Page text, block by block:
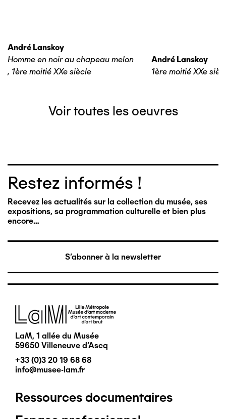
André Lanskoy
Homme en noir au chapeau melon
, 1ère moitié XXe siècle
André Lanskoy
1ère moitié XXe
Voir toutes les oeuvres
Restez informés !
Recevez les actualités sur la collection du musée, ses
expositions, sa programmation culturelle et bien plus
encore…
S'abonner à la newsletter
Image
LaM, 1 allée du Musée
59650 Villeneuve d'Ascq
+33 (0)3 20 19 68 68
info@musee-lam.fr
Pied
Ressources documentaires